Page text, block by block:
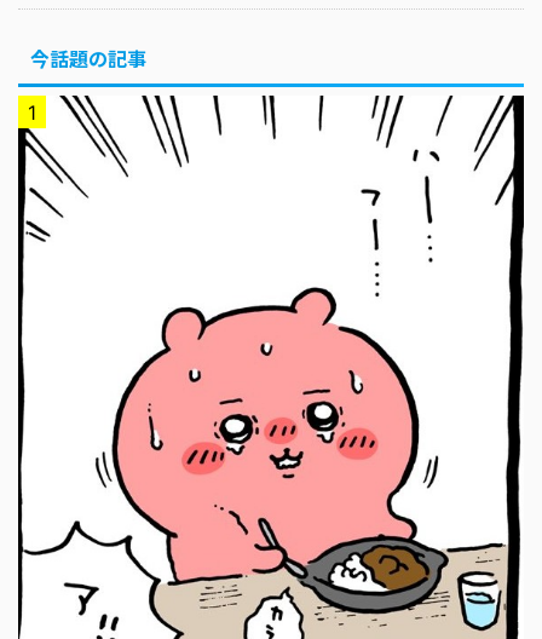
今話題の記事